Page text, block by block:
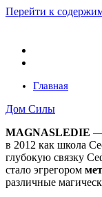
Перейти к
Главная
Дом Силы
MAGNASLEDIE —
в 2012 как школа
глубокую связку
стало эгрегором
различные